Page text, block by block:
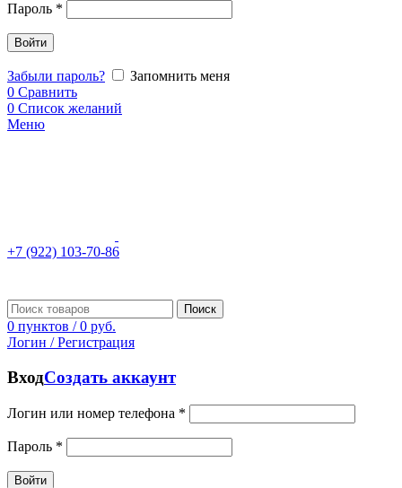
Пароль *
Войти
Забыли пароль?
Запомнить меня
0 Сравнить
0 Список желаний
Меню
+7 (922) 103-70-86
Поиск
0 пунктов / 0 руб.
Логин / Регистрация
ВходСоздать аккаунт
Логин или номер телефона *
Пароль *
Войти